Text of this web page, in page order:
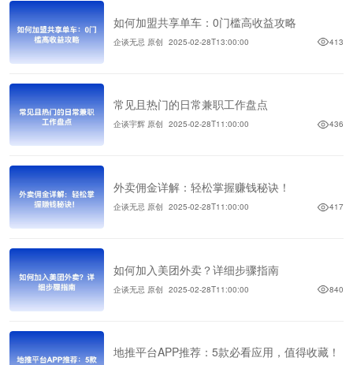
如何加盟共享单车：0门槛高收益攻略
企谈无忌 原创 2025-02-28T13:00:00 413
常见且热门的日常兼职工作盘点
企谈宇辉 原创 2025-02-28T11:00:00 436
外卖佣金详解：轻松掌握赚钱秘诀！
企谈无忌 原创 2025-02-28T11:00:00 417
如何加入美团外卖？详细步骤指南
企谈无忌 原创 2025-02-28T11:00:00 840
地推平台APP推荐：5款必看应用，值得收藏！